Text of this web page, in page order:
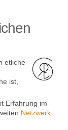
etliche
ist,
Erfahrung im
Netzwerk